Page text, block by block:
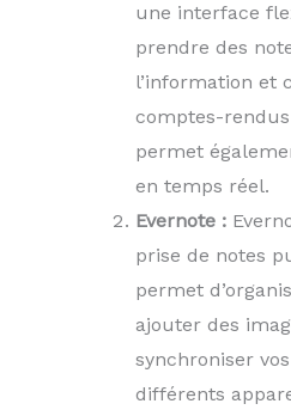
une interface
prendre des
l’information et
comptes-
permet
en temps réel.
Evernote :
prise de notes
permet
ajouter des
synchroniser
différents